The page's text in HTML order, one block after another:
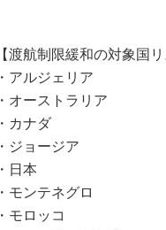
【渡航制限緩和の対象国リ
・アルジェリア
・オーストラリア
・カナダ
・ジョージア
・日本
・モンテネグロ
・モロッコ